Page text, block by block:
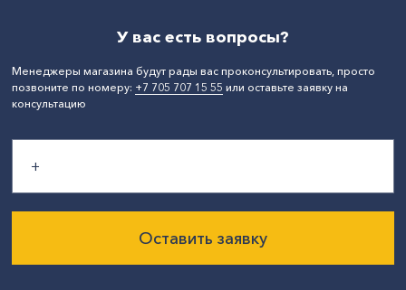
У вас есть вопросы?
Менеджеры магазина будут рады вас проконсультировать, просто
позвоните по номеру: +7 705 707 15 55 или оставьте заявку на
консультацию
Оставить заявку